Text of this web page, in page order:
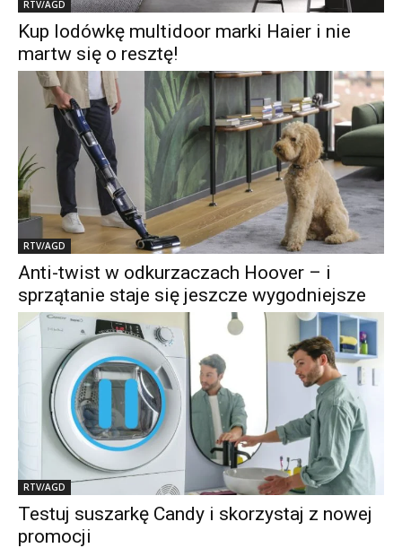
RTV/AGD
Kup lodówkę multidoor marki Haier i nie
martw się o resztę!
RTV/AGD
Anti-twist w odkurzaczach Hoover – i
sprzątanie staje się jeszcze wygodniejsze
RTV/AGD
Testuj suszarkę Candy i skorzystaj z nowej
promocji